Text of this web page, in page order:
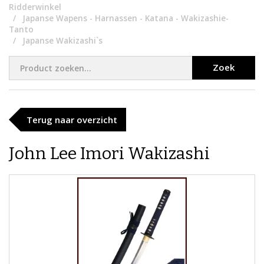
Ridderwinkel
Japanse Wapens - Harnassen - Katana - Wakizashie-
Tanto
Japanse Wakizashi`s
Zoek
Terug naar overzicht
John Lee Imori Wakizashi